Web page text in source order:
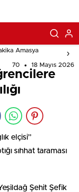
Amasya
70 18 Mayıs 2026
elçisi”
sıhhat taraması
Şehit Şefik